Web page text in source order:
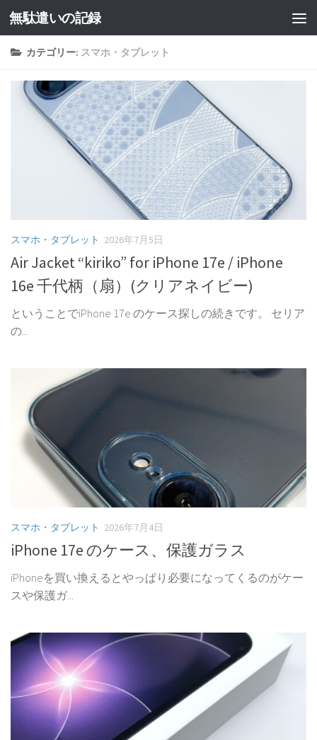
コンテンツへスキップ
無駄遣いの記録
カテゴリー: スマホ・タブレット
スマホ・タブレット 2026年7月5日
Air Jacket “kiriko” for iPhone 17e / iPhone
16e 千代柄（扇）(クリアネイビー)
ということでiPhone 17e のケース探しの続きです。 セリア
の...
スマホ・タブレット 2026年7月4日
iPhone 17e のケース、保護ガラス
iPhoneを買い換えるとやっぱり必要になってくるのがケー
スや保護ガ...